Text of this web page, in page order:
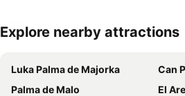
Explore nearby attractions
Luka Palma de Majorka
Can
Palma de Malo
El